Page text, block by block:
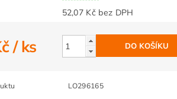
52,07 Kč bez DPH
/ ks
LO296165